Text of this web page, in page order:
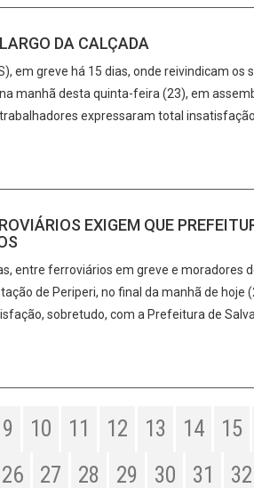
DA CALÇADA
em greve há 15 dias, onde reivindicam os
manhã desta quinta-feira (23), em
expressaram total
EXIGEM QUE
entre ferroviários em greve e moradores
de Periperi, no final da manhã de hoje
sobretudo, com a Prefeitura de
9 10 11 12 13 14 15
26 27 28 29 30 31 32